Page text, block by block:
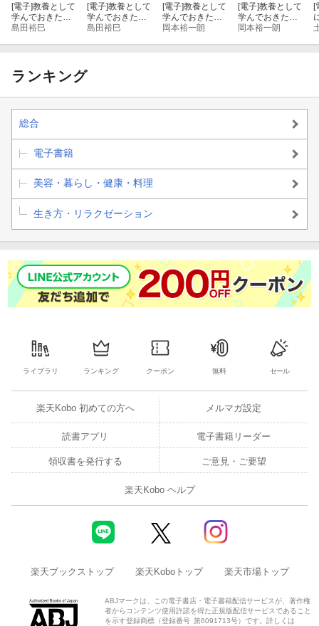
書）、『人は「死後の世界」をどう考えてきたか』（角川書
店）、『亜宗教ーオカルト、スピリチュアル、疑似科学から陰謀
※この商品はレイアウトの都合上、固定レイアウト型で制作され
た電子書籍です。
※この商品はタブレットなど大きいディスプレイを備えた端末で
書の参照、引用などの機能が使用できません。
※お使いの端末で無料サンプルをお試しいただいた上でのご購入
をお願いいたします。
※本書内容はカラーで制作されているため、カラー表示可能な端
末での閲覧を推奨いたします
[電子]教養として
学んでおきたい
古事記・日本書
島田裕巳
[電子]教養として
学んでおきたい
神社
島田裕巳
[電子]教養として
学んでおきたい
ニーチェ
岡本裕一朗
[電子]教養として
学んでおきたい
現代哲学者10人
岡本裕一朗
[
ランキング
総合
電子書籍
美容・暮らし・健康・料理
生き方・リラクゼーション
ライブラリ ランキング クーポン 無料 セール
楽天Kobo 初めての方へ メルマガ設定
読書アプリ 電子書籍リーダー
領収書を発行する ご意見・ご要望
楽天Kobo ヘルプ
楽天ブックストップ 楽天Koboトップ 楽天市場トップ
ABJマークは、この電子書店・電子書籍配信サービスが、著作権
者からコンテンツ使用許諾を得た正規版配信サービスであること
を示す登録商標（登録番号 第6091713号）です。詳しくは